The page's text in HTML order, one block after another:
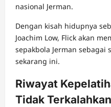
nasional Jerman.
Dengan kisah hidupnya
Joachim Low, Flick akan
sepakbola Jerman sebagai
sekarang ini.
Riwayat
Tidak